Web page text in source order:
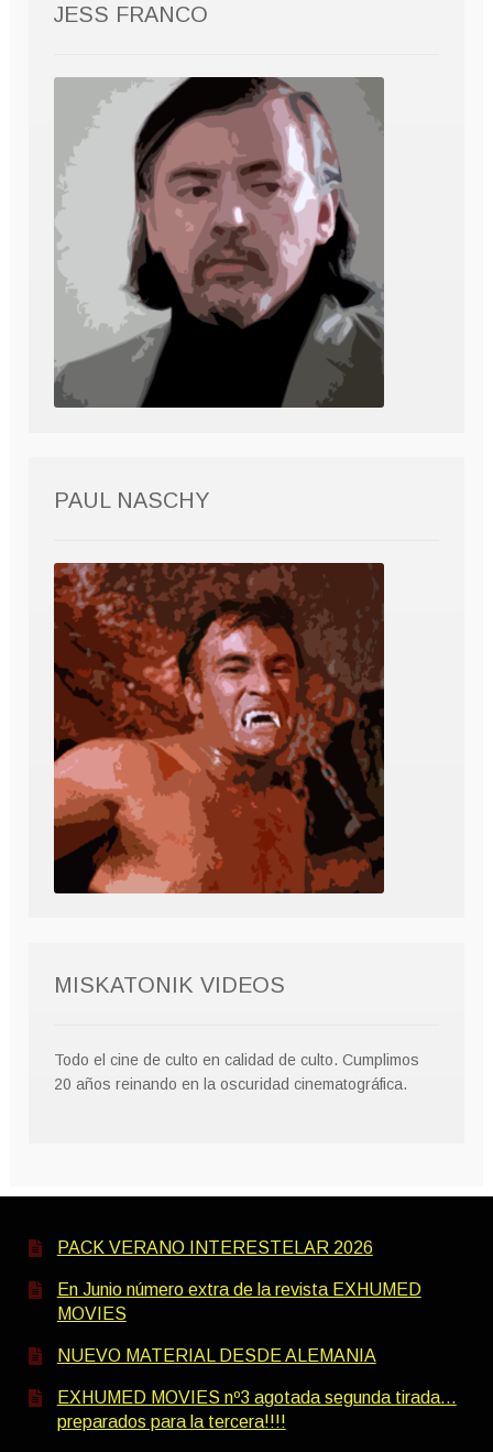
JESS FRANCO
PAUL NASCHY
MISKATONIK VIDEOS
Todo el cine de culto en calidad de culto. Cumplimos
20 años reinando en la oscuridad cinematográfica.
PACK VERANO INTERESTELAR 2026
En Junio número extra de la revista EXHUMED
MOVIES
NUEVO MATERIAL DESDE ALEMANIA
EXHUMED MOVIES nº3 agotada segunda tirada…
preparados para la tercera!!!!